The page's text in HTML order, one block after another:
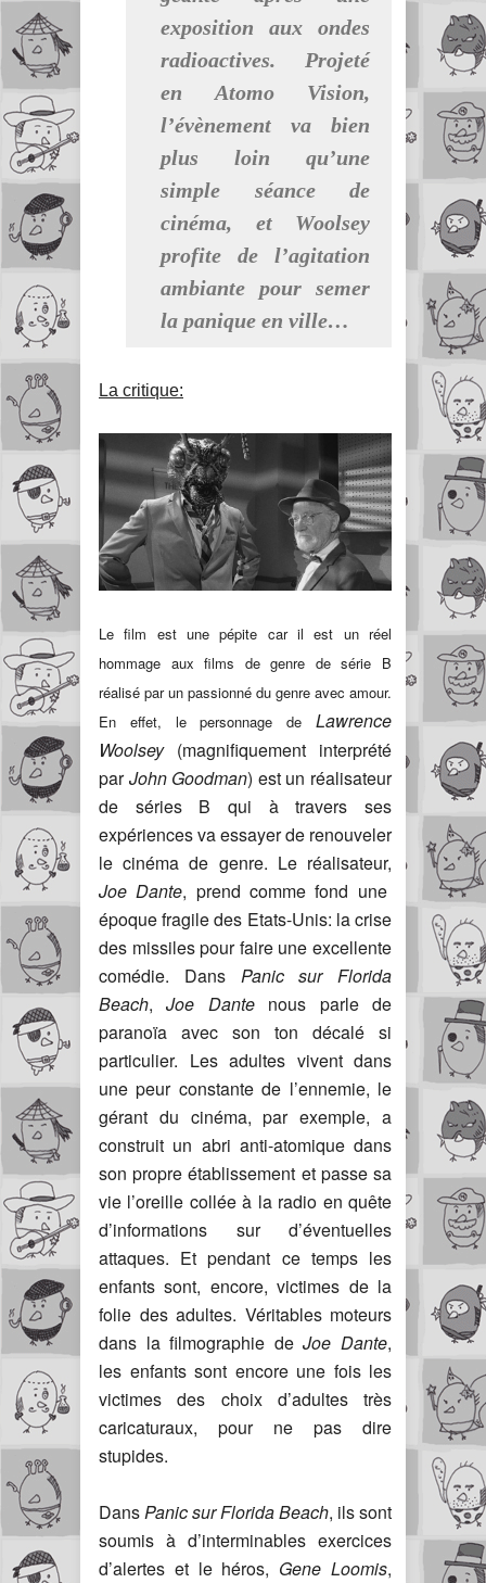
exposition aux ondes
radioactives. Projeté
en Atomo Vision,
l’évènement va bien
plus loin qu’une
simple séance de
cinéma, et Woolsey
profite de l’agitation
ambiante pour semer
la panique en ville…
La critique:
Le film est une pépite car il est un réel
hommage aux films de genre de série B
réalisé par un passionné du genre avec amour.
En effet, le personnage de Lawrence
Woolsey(magnifiquement interprété
parJohn Goodman) est un réalisateur
de séries B qui à travers ses
expériences va essayer de renouveler
le cinéma de genre. Le réalisateur,
Joe Dante, prend comme fond une
époque fragile des Etats-Unis: la crise
des missiles pour faire une excellente
comédie. DansPanic sur Florida
Beach,Joe Dantenous parle de
paranoïa avec son ton décalé si
particulier. Les adultes vivent dans
une peur constante de l’ennemie, le
gérant du cinéma, par exemple, a
construit un abri anti-atomique dans
son propre établissement et passe sa
vie l’oreille collée à la radio en quête
d’informations sur d’éventuelles
attaques. Et pendant ce temps les
enfants sont, encore, victimes de la
folie des adultes. Véritables moteurs
dans la filmographie deJoe Dante,
les enfants sont encore une fois les
victimes des choix d’adultes très
caricaturaux, pour ne pas dire
stupides.
DansPanic sur Florida Beach, ils sont
soumis à d’interminables exercices
d’alertes et le héros, Gene Loomis,